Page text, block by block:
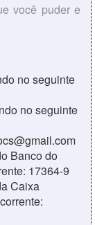
você puder e
no seguinte
no seguinte
Banco do
17364-9
Caixa